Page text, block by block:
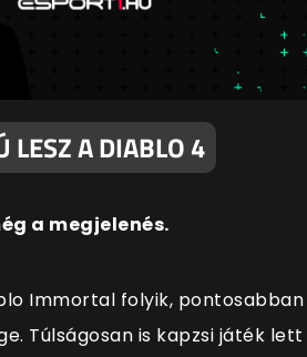
LESZ A DIABLO 4
a megjelenés.
Immortal folyik,
Túlságosan is kapzsi játék lett